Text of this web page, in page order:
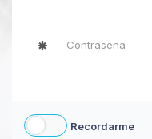
Recordarme